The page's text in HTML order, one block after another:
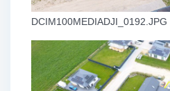
DCIM100MEDIADJI_0192.JPG